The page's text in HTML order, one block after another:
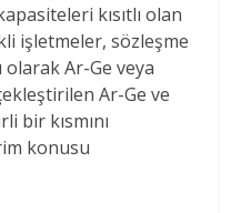
kısıtlı olan
işletmeler, sözleşme
olarak Ar-Ge veya
Ar-Ge ve
bir kısmını
konusu